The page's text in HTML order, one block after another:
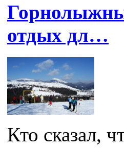
отдых дл…
Кто сказал,